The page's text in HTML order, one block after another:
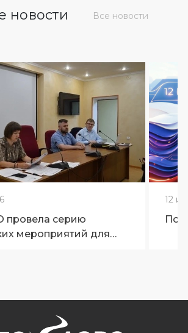
новости Все новости
провела серию
мероприятий для
12